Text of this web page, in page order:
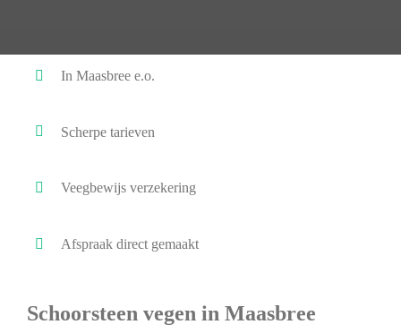
In Maasbree e.o.
Scherpe tarieven
Veegbewijs verzekering
Afspraak direct gemaakt
Schoorsteen vegen in Maasbree